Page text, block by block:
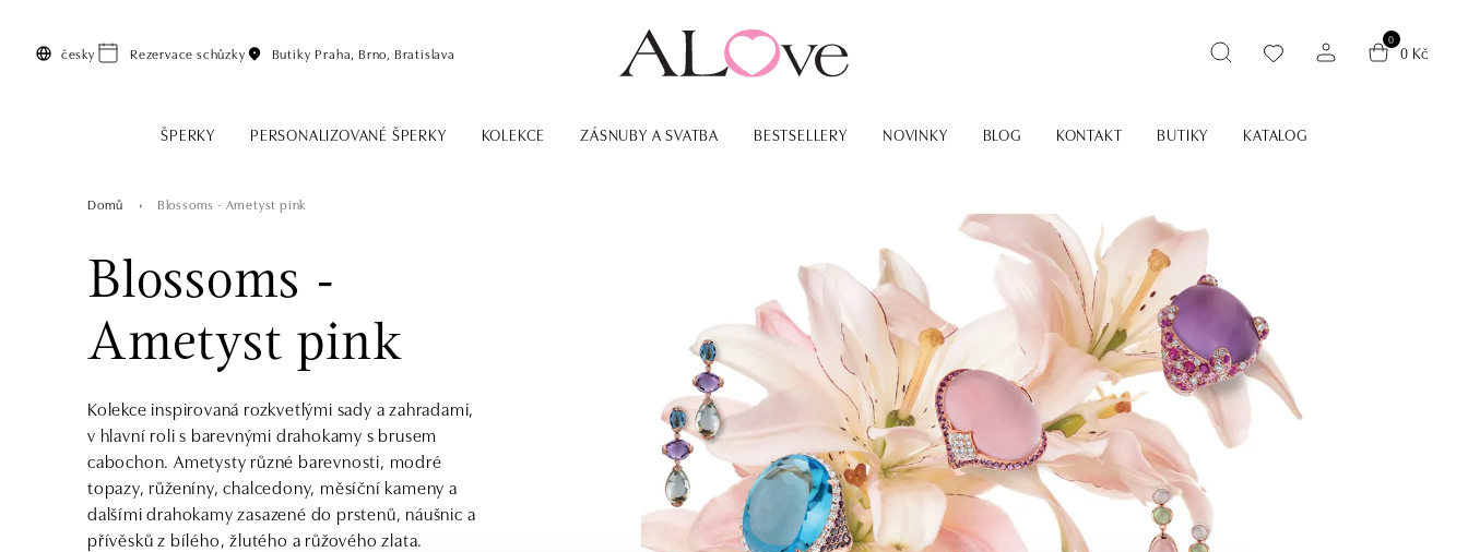
česky Rezervace schůzky Butiky Praha, Brno, Bratislava
0
0 Kč
ŠPERKY PERSONALIZOVANÉ ŠPERKY KOLEKCE ZÁSNUBY A SVATBA BESTSELLERY NOVINKY BLOG KONTAKT BUTIKY KATALOG
Domů Blossoms - Ametyst pink
Blossoms -
Ametyst pink
Kolekce inspirovaná rozkvetlými sady a zahradami,
v hlavní roli s barevnými drahokamy s brusem
cabochon. Ametysty různé barevnosti, modré
topazy, růženíny, chalcedony, měsíční kameny a
dalšími drahokamy zasazené do prstenů, náušnic a
přívěsků z bílého, žlutého a růžového zlata.